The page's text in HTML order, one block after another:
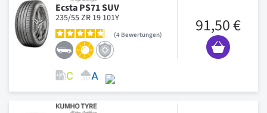
Ecsta PS71 SUV
235/55 ZR 19 101Y
4 Bewertungen 91,50 €